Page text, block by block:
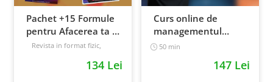
Pachet +15 Formule
pentru Afacerea ta +
Prompt-uri dedicate
Revista in format fizic,
134 Lei
Curs online de
managementul
timpului: cum sa
50 min
147 Lei